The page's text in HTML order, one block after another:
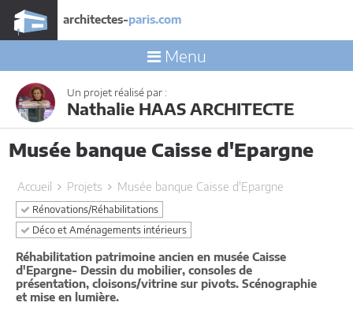
architectes-paris.com
Menu
Un projet réalisé par :
Nathalie HAAS ARCHITECTE
Musée banque Caisse d'Epargne
Accueil Projets Musée banque Caisse d'Epargne
Rénovations/Réhabilitations
Déco et Aménagements intérieurs
Réhabilitation patrimoine ancien en musée Caisse
d'Epargne- Dessin du mobilier, consoles de
présentation, cloisons/vitrine sur pivots. Scénographie
et mise en lumière.